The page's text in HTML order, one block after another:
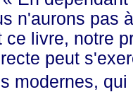
n'aurons pas
ce livre, notre
peut
modernes,